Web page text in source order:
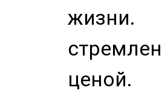
жизни.
ценой.